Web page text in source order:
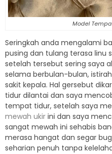
Model
Seringkah anda mengalami
pusing dan tulang terasa linu
setelah tersebut sering saya
selama berbulan-bulan,
sakit kepala. Hal gersebut
tidur dilantai dan saya
tempat tidur, setelah saya
mewah ukir ini dan saya
sangat mewah ini sehabis
merasa hangat dan segar
seharian penuh tanpa